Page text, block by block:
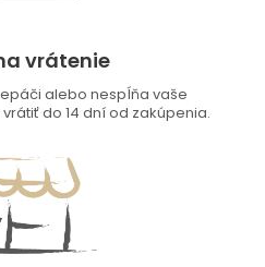
vrátenie
alebo nespĺňa vaše
do 14 dní od zakúpenia.